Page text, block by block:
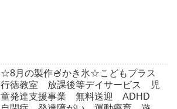
☆8月の製作🍧かき氷☆こどもプラス
行徳教室 放課後等デイサービス 児
童発達支援事業 無料送迎 ADHD